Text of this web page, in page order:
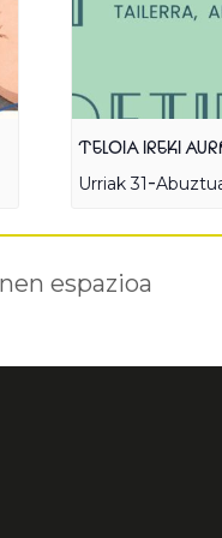
TELOIA IREKI
Urriak 31-
espazioa